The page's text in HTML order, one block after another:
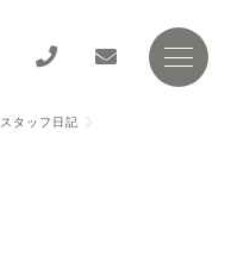
スタッフ日記